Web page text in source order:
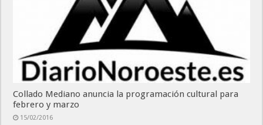
Collado Mediano anuncia la programación cultural para
febrero y marzo
15/02/2016